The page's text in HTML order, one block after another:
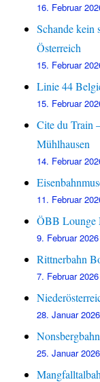
16. Februar
Schande kein
Österreich
15. Februar
Linie 44
15. Februar
Cite du Train
Mühlhausen
14. Februar
11. Februar
ÖBB Lounge
9. Februar 2026
Rittnerbahn
7. Februar 2026
28. Januar 2026
25. Januar 2026